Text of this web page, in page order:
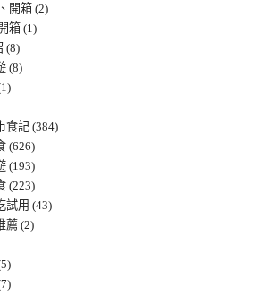
開箱 (2)
箱 (1)
(8)
(8)
食記 (384)
(626)
(193)
(223)
試用 (43)
薦 (2)